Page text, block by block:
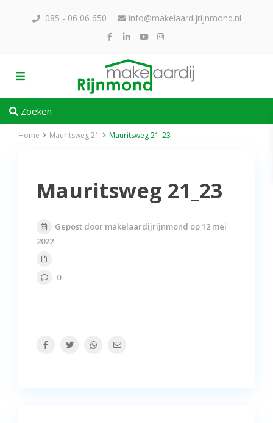
085 - 06 06 650 info@makelaardijrijnmond.nl
Zoeken
Home Mauritsweg 21 Mauritsweg 21_23
Mauritsweg 21_23
Gepost door makelaardijrijnmond op 12 mei
2022
0